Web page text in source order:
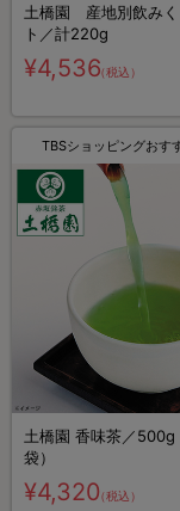
土橋園 産地別飲みく
ト／計220g
¥4,536（税込）
TBSショッピングおす
土橋園 香味茶／
袋）
¥4,320（税込）